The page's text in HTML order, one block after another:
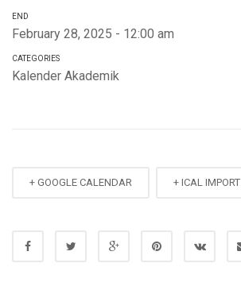
END
February 28, 2025 - 12:00 am
CATEGORIES
Kalender Akademik
+ GOOGLE CALENDAR + ICAL IMPORT